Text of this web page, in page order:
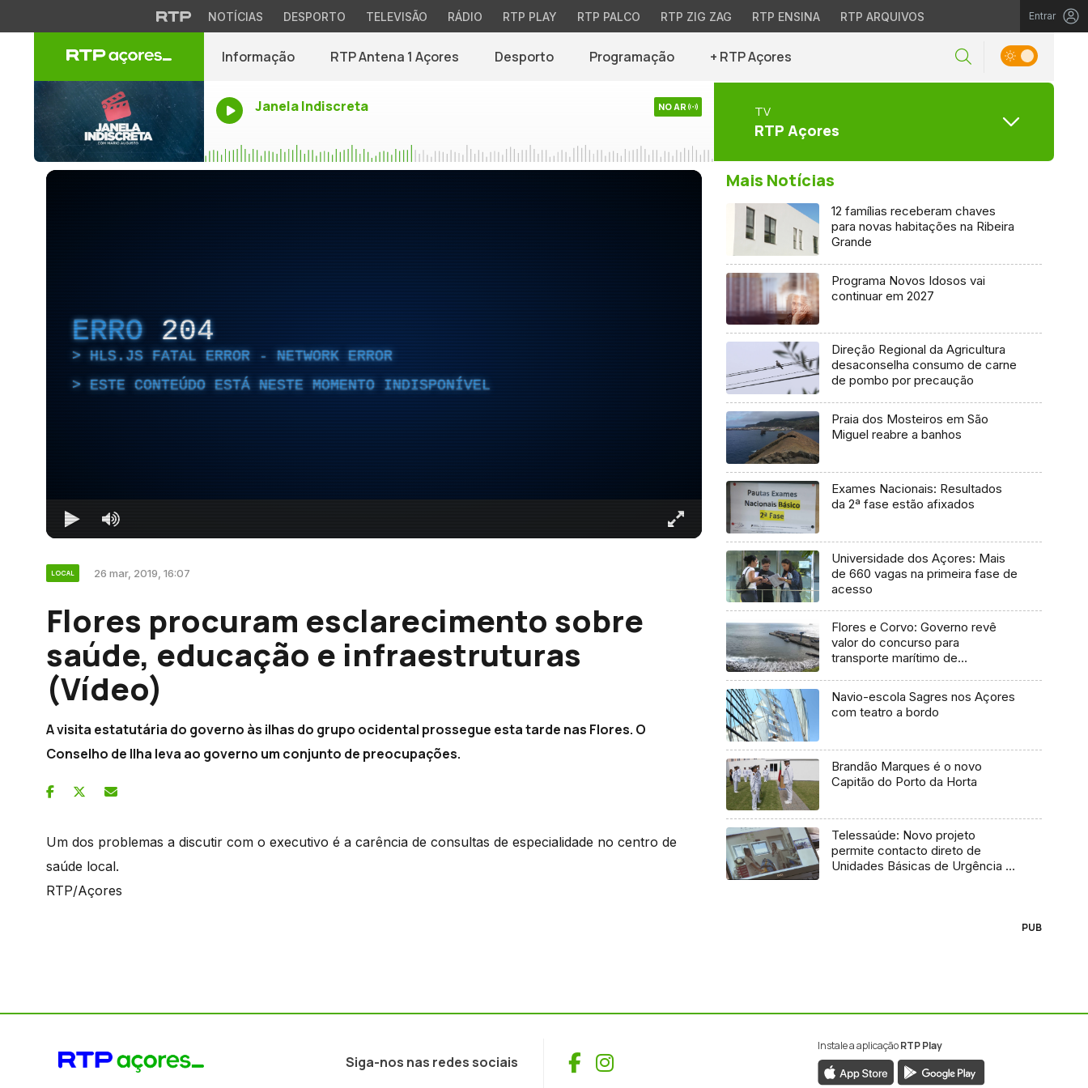
NOTÍCIAS DESPORTO TELEVISÃO RÁDIO RTP PLAY RTP PALCO RTP ZIG ZAG RTP ENSINA RTP ARQUIVOS Entrar
Informação RTP Antena 1 Açores Desporto Programação + RTP Açores
Janela Indiscreta NO AR TV
RTP Açores
ERRO 204
HLS.JS FATAL ERROR - NETWORK ERROR
ESTE CONTEÚDO ESTÁ NESTE MOMENTO INDISPONÍVEL
LOCAL 26 mar, 2019, 16:07
Flores procuram esclarecimento sobre
saúde, educação e infraestruturas
(Vídeo)
A visita estatutária do governo às ilhas do grupo ocidental prossegue esta tarde nas Flores. O
Conselho de Ilha leva ao governo um conjunto de preocupações.
Um dos problemas a discutir com o executivo é a carência de consultas de especialidade no centro de
saúde local.
RTP/Açores
Mais Notícias
12 famílias receberam chaves
para novas habitações na Ribeira
Grande
Programa Novos Idosos vai
continuar em 2027
Direção Regional da Agricultura
desaconselha consumo de carne
de pombo por precaução
Praia dos Mosteiros em São
Miguel reabre a banhos
Exames Nacionais: Resultados
da 2ª fase estão afixados
Universidade dos Açores: Mais
de 660 vagas na primeira fase de
acesso
Flores e Corvo: Governo revê
valor do concurso para
transporte marítimo de
Navio-escola Sagres nos Açores
com teatro a bordo
Brandão Marques é o novo
Capitão do Porto da Horta
Telessaúde: Novo projeto
permite contacto direto de
Unidades Básicas de Urgência e
PUB
Siga-nos nas redes sociais Facebook
Instagram
Instale a aplicaçãoRTP Play